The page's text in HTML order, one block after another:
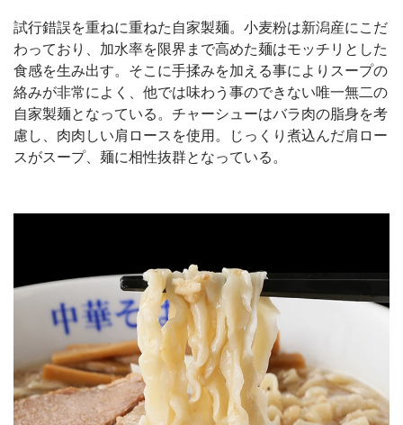
試行錯誤を重ねに重ねた自家製麺。小麦粉は新潟産にこだ
わっており、加水率を限界まで高めた麺はモッチリとした
食感を生み出す。そこに手揉みを加える事によりスープの
絡みが非常によく、他では味わう事のできない唯一無二の
自家製麺となっている。チャーシューはバラ肉の脂身を考
慮し、肉肉しい肩ロースを使用。じっくり煮込んだ肩ロー
スがスープ、麺に相性抜群となっている。